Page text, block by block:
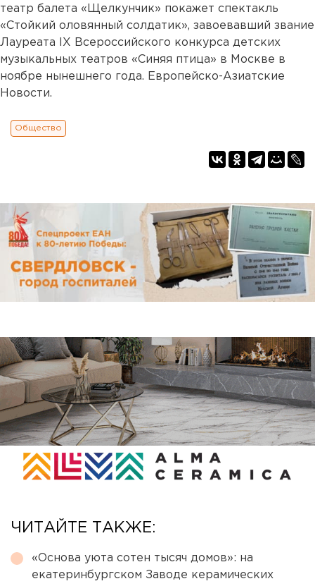
театр балета «Щелкунчик» покажет спектакль
«Стойкий оловянный солдатик», завоевавший звание
Лауреата IX Всероссийского конкурса детских
музыкальных театров «Синяя птица» в Москве в
ноябре нынешнего года. Европейско-Азиатские
Новости.
Общество
ЧИТАЙТЕ ТАКЖЕ:
«Основа уюта сотен тысяч домов»: на
екатеринбургском Заводе керамических